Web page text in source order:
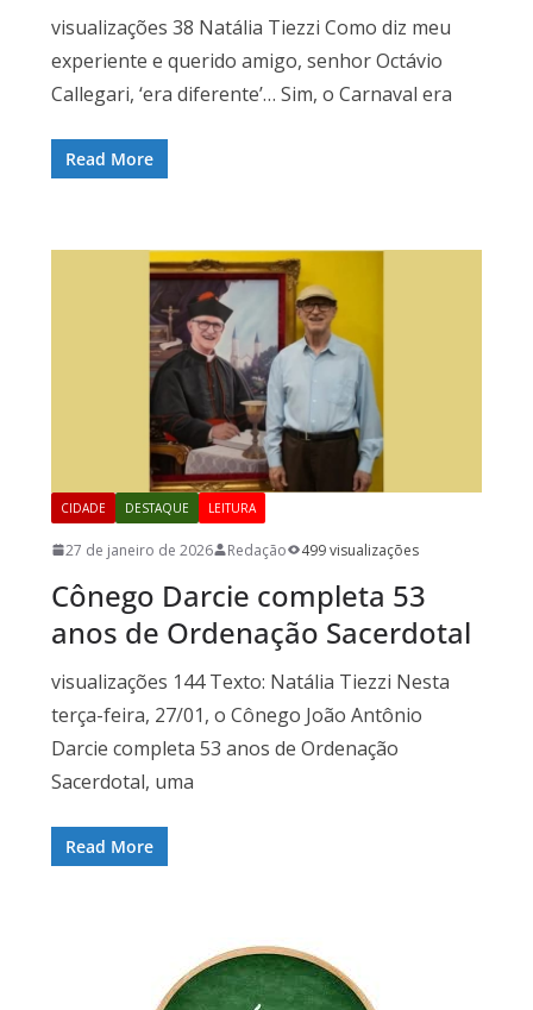
visualizações 38 Natália Tiezzi Como diz meu
experiente e querido amigo, senhor Octávio
Callegari, ‘era diferente’… Sim, o Carnaval era
Read More
CIDADE DESTAQUE LEITURA
27 de janeiro de 2026 Redação 499 visualizações
Cônego Darcie completa 53
anos de Ordenação Sacerdotal
visualizações 144 Texto: Natália Tiezzi Nesta
terça-feira, 27/01, o Cônego João Antônio
Darcie completa 53 anos de Ordenação
Sacerdotal, uma
Read More